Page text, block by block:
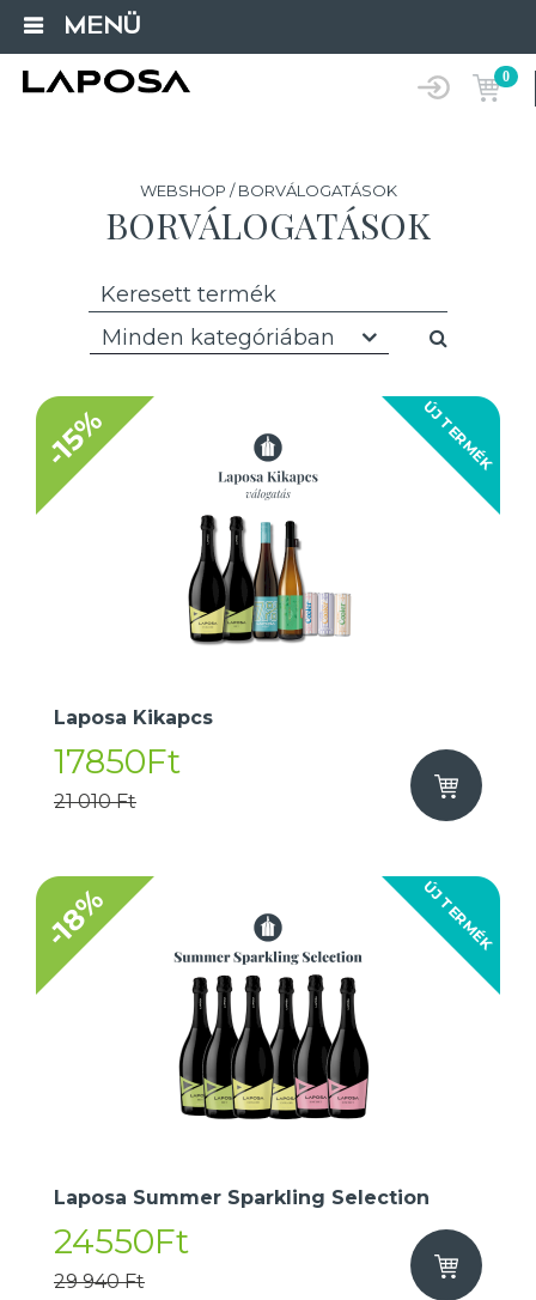
MENÜ
0
WEBSHOP / BORVÁLOGATÁSOK
BORVÁLOGATÁSOK
Minden kategóriában
ÚJ TERMÉK
-15%
Laposa Kikapcs
17850Ft
21 010 Ft
ÚJ TERMÉK
-18%
Laposa Summer Sparkling Selection
24550Ft
29 940 Ft